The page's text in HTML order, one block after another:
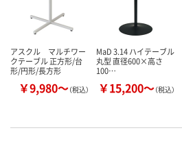
アスクル マルチワー
クテーブル 正方形/台
形/円形/長方形
￥9,980～（税込）
MaD 3.14 ハイテーブル
丸型 直径600×高さ
100…
￥15,200～（税込）